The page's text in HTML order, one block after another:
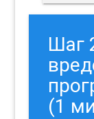
Шаг
(1